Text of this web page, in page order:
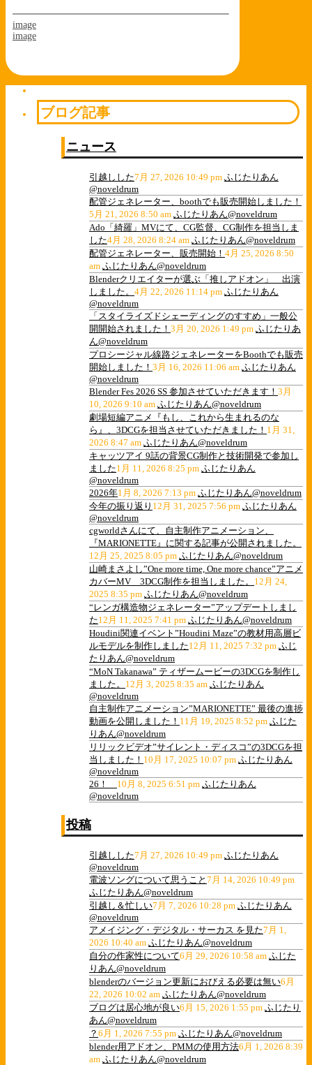
image
image
ブログ記事
ニュース
引越しした7月 27, 2026 10:49 pm ふじたりあん
@noveldrum
配管ジェネレーター、boothでも販売開始しました！
5月 21, 2026 8:50 am ふじたりあん@noveldrum
Ado「綺羅」MVにて、CG監督、CG制作を担当しま
した4月 28, 2026 8:24 am ふじたりあん@noveldrum
配管ジェネレーター、販売開始！ 4月 25, 2026 8:50
am ふじたりあん@noveldrum
Blenderクリエイターが選ぶ「推しアドオン」 出演
しました。 4月 22, 2026 11:14 pm ふじたりあん
@noveldrum
「スタイライズドシェーディングのすすめ」一般公
開開始されました！ 3月 20, 2026 1:49 pm ふじたりあ
ん@noveldrum
プロシージャル線路ジェネレーターをBoothでも販売
開始しました！ 3月 16, 2026 11:06 am ふじたりあん
@noveldrum
Blender Fes 2026 SS 参加させていただきます！ 3月
10, 2026 9:10 am ふじたりあん@noveldrum
劇場短編アニメ『もし、これから生まれるのな
ら』、3DCGを担当させていただきました！ 1月 31,
2026 8:47 am ふじたりあん@noveldrum
キャッツアイ 9話の背景CG制作と技術開発で参加し
ました1月 11, 2026 8:25 pm ふじたりあん
@noveldrum
2026年1月 8, 2026 7:13 pm ふじたりあん@noveldrum
今年の振り返り 12月 31, 2025 7:56 pm ふじたりあん
@noveldrum
cgworldさんにて、自主制作アニメーション、
『MARIONETTE』に関する記事が公開されました。
12月 25, 2025 8:05 pm ふじたりあん@noveldrum
山崎まさよし”One more time, One more chance”アニメ
カバーMV 3DCG制作を担当しました。 12月 24,
2025 8:35 pm ふじたりあん@noveldrum
“レンガ構造物ジェネレーター”アップデートしまし
た12月 11, 2025 7:41 pm ふじたりあん@noveldrum
Houdini関連イベント”Houdini Maze”の教材用高層ビ
ルモデルを制作しました12月 11, 2025 7:32 pm ふじ
たりあん@noveldrum
“MoN Takanawa” ティザームービーの3DCGを制作し
ました。 12月 3, 2025 8:35 am ふじたりあん
@noveldrum
自主制作アニメーション”MARIONETTE” 最後の進捗
動画を公開しました！ 11月 19, 2025 8:52 pm ふじた
りあん@noveldrum
リリックビデオ”サイレント・ディスコ”の3DCGを担
当しました！ 10月 17, 2025 10:07 pm ふじたりあん
@noveldrum
26！ 10月 8, 2025 6:51 pm ふじたりあん
@noveldrum
投稿
引越しした7月 27, 2026 10:49 pm ふじたりあん
@noveldrum
電波ソングについて思うこと 7月 14, 2026 10:49 pm
ふじたりあん@noveldrum
引越し＆忙しい7月 7, 2026 10:28 pm ふじたりあん
@noveldrum
アメイジング・デジタル・サーカス を見た7月 1,
2026 10:40 am ふじたりあん@noveldrum
自分の作家性について6月 29, 2026 10:58 am ふじた
りあん@noveldrum
blenderのバージョン更新におびえる必要は無い6月
22, 2026 10:02 am ふじたりあん@noveldrum
ブログは居心地が良い6月 15, 2026 1:55 pm ふじたり
あん@noveldrum
？ 6月 1, 2026 7:55 pm ふじたりあん@noveldrum
blender用アドオン、PMMの使用方法6月 1, 2026 8:39
am ふじたりあん@noveldrum